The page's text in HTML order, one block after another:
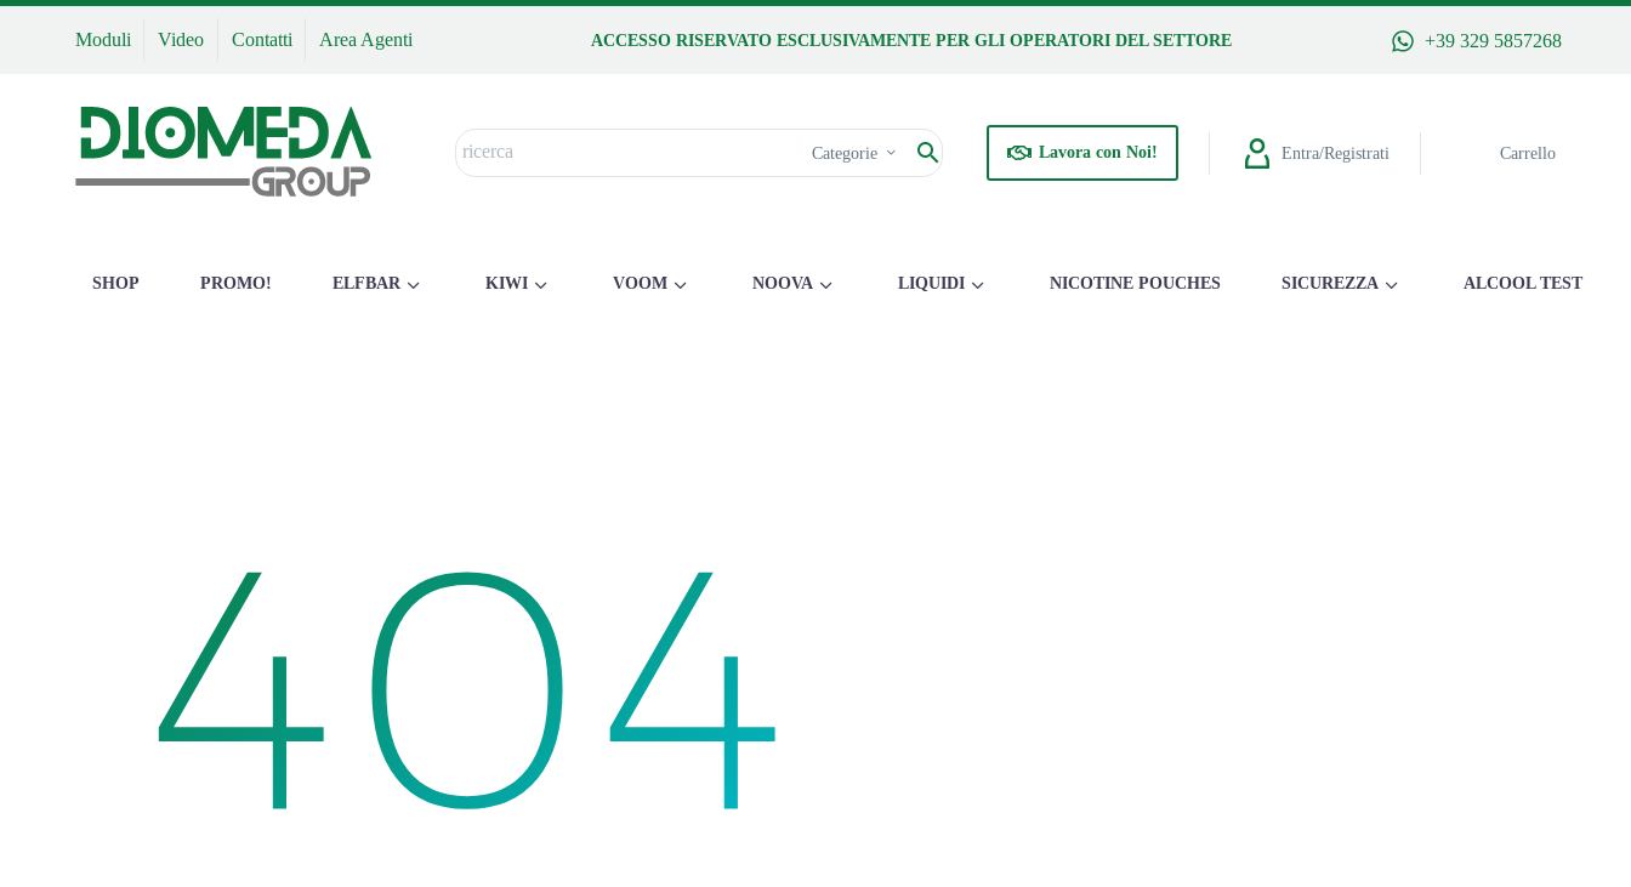
Moduli Video Contatti Area Agenti ACCESSO RISERVATO ESCLUSIVAMENTE PER GLI OPERATORI DEL SETTORE +39 329 5857268
Categorie Lavora con Noi! Entra/Registrati Carrello
SHOP PROMO! ELFBAR KIWI VOOM NOOVA LIQUIDI NICOTINE POUCHES SICUREZZA ALCOOL TEST
404